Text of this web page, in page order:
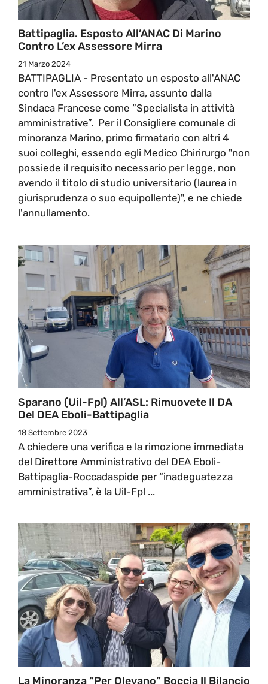
Battipaglia. Esposto All’ANAC Di Marino
Contro L’ex Assessore Mirra
21 Marzo 2024
BATTIPAGLIA - Presentato un esposto all'ANAC
contro l'ex Assessore Mirra, assunto dalla
Sindaca Francese come “Specialista in attività
amministrative”. Per il Consigliere comunale di
minoranza Marino, primo firmatario con altri 4
suoi colleghi, essendo egli Medico Chirirurgo "non
possiede il requisito necessario per legge, non
avendo il titolo di studio universitario (laurea in
giurisprudenza o suo equipollente)", e ne chiede
l'annullamento.
Sparano (Uil-Fpl) All’ASL: Rimuovete Il DA
Del DEA Eboli-Battipaglia
18 Settembre 2023
A chiedere una verifica e la rimozione immediata
del Direttore Amministrativo del DEA Eboli-
Battipaglia-Roccadaspide per “inadeguatezza
amministrativa”, è la Uil-Fpl ...
La Minoranza “Per Olevano” Boccia Il Bilancio